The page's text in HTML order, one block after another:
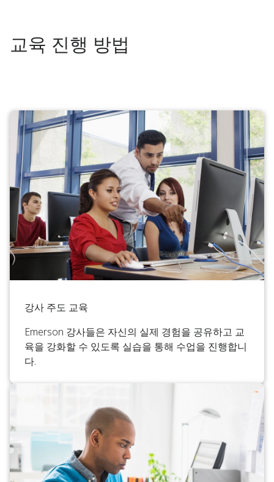
교육 진행 방법
강사 주도 교육
Emerson 강사들은 자신의 실제 경험을 공유하고 교
육을 강화할 수 있도록 실습을 통해 수업을 진행합니
다.